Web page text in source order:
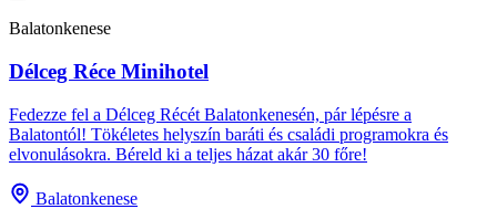
Balatonkenese
Délceg Réce Minihotel
Fedezze fel a Délceg Récét Balatonkenesén, pár lépésre a
Balatontól! Tökéletes helyszín baráti és családi programokra és
elvonulásokra. Béreld ki a teljes házat akár 30 főre!
Balatonkenese